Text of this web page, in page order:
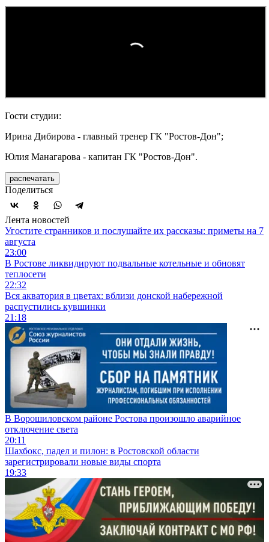
Гости студии:
Ирина Дибирова - главный тренер ГК "Ростов-Дон";
Юлия Манагарова - капитан ГК "Ростов-Дон".
распечатать
Поделиться
Лента новостей
Угостите странников и послушайте их рассказы: приметы на 7
августа
23:00
В Ростове ликвидируют подвальные котельные и обновят
теплосети
22:32
Вся акватория в цветах: вблизи донской набережной
распустились кувшинки
21:18
В Ворошиловском районе Ростова произошло аварийное
отключение света
20:11
Шахбокс, падел и пилон: в Ростовской области
зарегистрировали новые виды спорта
19:33